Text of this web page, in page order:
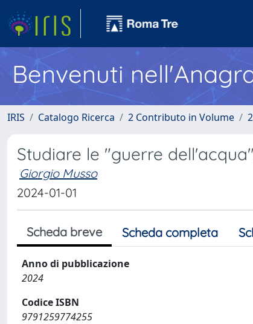
Benvenuti
IRIS Catalogo Ricerca 2 Contributo in Volume
Studiare le "guerre
Giorgio Musso
2024-01-01
Scheda breve Scheda completa
Anno di pubblicazione
2024
Codice ISBN
9791259774255